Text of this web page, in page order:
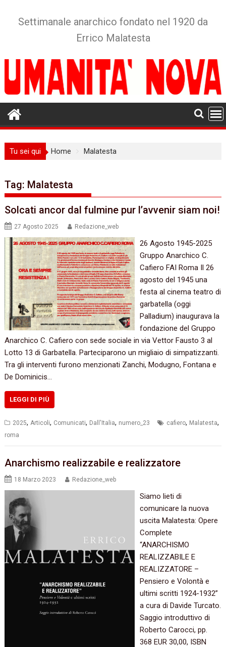
Settimanale anarchico fondato nel 1920 da
Errico Malatesta
Tu sei qui Home Malatesta
Tag: Malatesta
Solcati ancor dal fulmine pur l’avvenir siam noi!
27 Agosto 2025 Redazione_web
26 Agosto 1945-2025
Gruppo Anarchico C.
Cafiero FAI Roma Il 26
agosto del 1945 una
festa al cinema teatro di
garbatella (oggi
Palladium) inaugurava la
fondazione del Gruppo
Anarchico C. Cafiero con sede sociale in via Vettor Fausto 3 al
Lotto 13 di Garbatella. Parteciparono un migliaio di simpatizzanti.
Tra gli interventi furono menzionati Zanchi, Modugno, Fontana e
De Dominicis…
LEGGI DI PIÙ
2025,Articoli, Comunicati, Dall'Italia, numero_23 cafiero, Malatesta,
roma
Anarchismo realizzabile e realizzatore
18 Marzo 2023 Redazione_web
Siamo lieti di
comunicare la nuova
uscita Malatesta: Opere
Complete
“ANARCHISMO
REALIZZABILE E
REALIZZATORE –
Pensiero e Volontà e
ultimi scritti 1924-1932”
a cura di Davide Turcato.
Saggio introduttivo di
Roberto Carocci, pp.
368 EUR 30,00, ISBN